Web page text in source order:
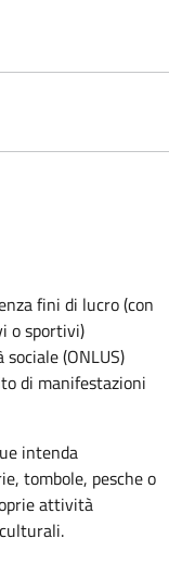
fini di lucro (con
o sportivi)
(ONLUS)
di manifestazioni
intenda
tombole, pesche o
attività